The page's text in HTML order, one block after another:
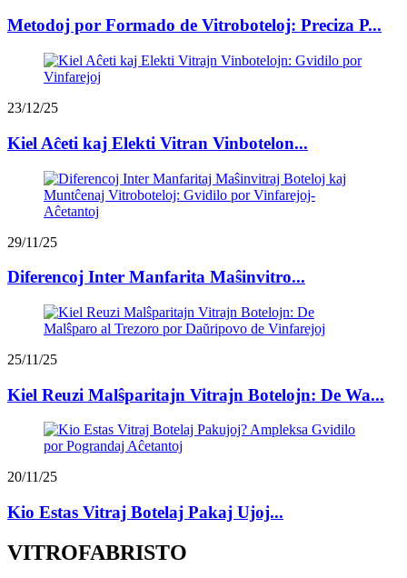
Metodoj por Formado de Vitroboteloj: Preciza P...
23/12/25
Kiel Aĉeti kaj Elekti Vitran Vinbotelon...
29/11/25
Diferencoj Inter Manfarita Maŝinvitro...
25/11/25
Kiel Reuzi Malŝparitajn Vitrajn Botelojn: De Wa...
20/11/25
Kio Estas Vitraj Botelaj Pakaj Ujoj...
VITROFABRISTO